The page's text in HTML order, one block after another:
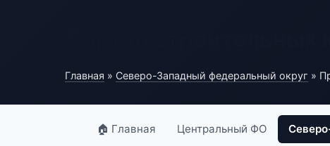
Главная » Северо-Западный федеральный округ »
🏠 Главная Центральный ФО